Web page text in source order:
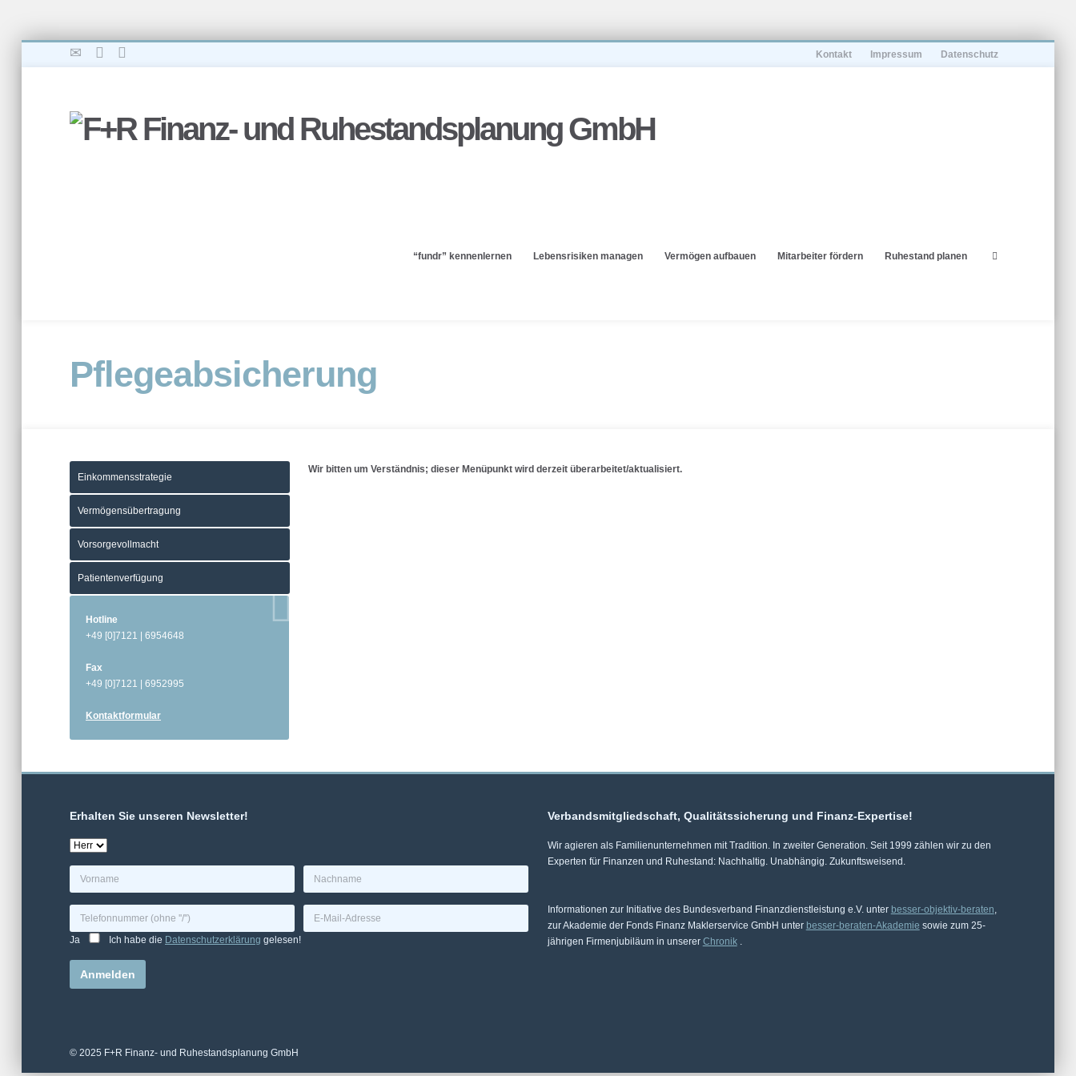
Kontakt Impressum Datenschutz
“fundr” kennenlernen Lebensrisiken managen Vermögen aufbauen Mitarbeiter fördern Ruhestand planen
Pflegeabsicherung
Wir bitten um Verständnis; dieser Menüpunkt wird derzeit überarbeitet/aktualisiert.
Einkommensstrategie
Vermögensübertragung
Vorsorgevollmacht
Patientenverfügung
Hotline
+49 [0]7121 | 6954648
Fax
+49 [0]7121 | 6952995
Kontaktformular
Erhalten Sie unseren Newsletter!
Ja Ich habe die Datenschutzerklärung gelesen!
Verbandsmitgliedschaft, Qualitätssicherung und Finanz-Expertise!
Wir agieren als Familienunternehmen mit Tradition. In zweiter Generation. Seit 1999 zählen wir zu den
Experten für Finanzen und Ruhestand: Nachhaltig. Unabhängig. Zukunftsweisend.
Informationen zur Initiative des Bundesverband Finanzdienstleistung e.V. unter besser-objektiv-beraten,
zur Akademie der Fonds Finanz Maklerservice GmbH unter besser-beraten-Akademie sowie zum 25-
jährigen Firmenjubiläum in unserer Chronik.
© 2025 F+R Finanz- und Ruhestandsplanung GmbH